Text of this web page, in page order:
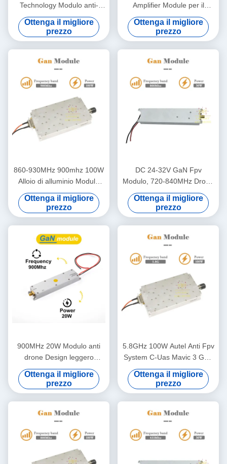
Technology Modulo anti-
drone 900MHZ Modulo RF
anti-Fpv 24-32V
Ottenga il migliore
prezzo
Amplifier Module per il
rilevamento di droni
Ottenga il migliore
prezzo
860-930MHz 900mhz 100W
Alloio di alluminio Modulo
anti drone Modulo
amplificatore di potenza RF
anti UAV
Ottenga il migliore
prezzo
DC 24-32V GaN Fpv
Modulo, 720-840MHz Drone
Defense Module
Ottenga il migliore
prezzo
900MHz 20W Modulo anti
drone Design leggero
Amplificazione RF per la
difesa dei droni
Ottenga il migliore
prezzo
5.8GHz 100W Autel Anti Fpv
System C-Uas Mavic 3 GaN
RF Power Amplifier Modulo
di posizione anti drone anti
dji anti autel anti UAV
Ottenga il migliore
prezzo